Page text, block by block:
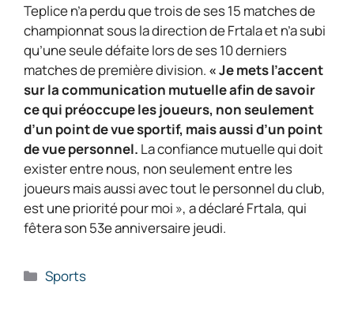
Teplice n’a perdu que trois de ses 15 matches de
championnat sous la direction de Frtala et n’a subi
qu’une seule défaite lors de ses 10 derniers
matches de première division. « Je mets l’accent
sur la communication mutuelle afin de savoir
ce qui préoccupe les joueurs, non seulement
d’un point de vue sportif, mais aussi d’un point
de vue personnel. La confiance mutuelle qui doit
exister entre nous, non seulement entre les
joueurs mais aussi avec tout le personnel du club,
est une priorité pour moi », a déclaré Frtala, qui
fêtera son 53e anniversaire jeudi.
Catégories
Sports